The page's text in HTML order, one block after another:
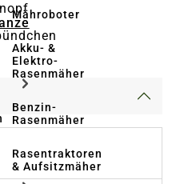
Mähroboter
Akku- &
Elektro-
Rasenmäher
Benzin-
Rasenmäher
Rasentraktoren
& Aufsitzmäher